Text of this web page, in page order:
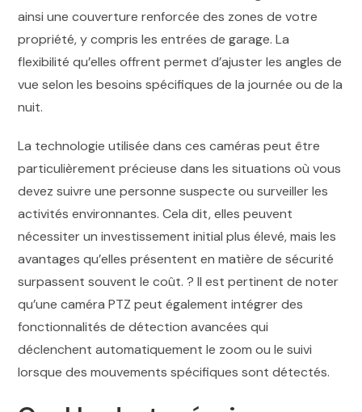
ainsi une couverture renforcée des zones de votre
propriété, y compris les entrées de garage. La
flexibilité qu’elles offrent permet d’ajuster les angles de
vue selon les besoins spécifiques de la journée ou de la
nuit.
La technologie utilisée dans ces caméras peut être
particulièrement précieuse dans les situations où vous
devez suivre une personne suspecte ou surveiller les
activités environnantes. Cela dit, elles peuvent
nécessiter un investissement initial plus élevé, mais les
avantages qu’elles présentent en matière de sécurité
surpassent souvent le coût. ? Il est pertinent de noter
qu’une caméra PTZ peut également intégrer des
fonctionnalités de détection avancées qui
déclenchent automatiquement le zoom ou le suivi
lorsque des mouvements spécifiques sont détectés.